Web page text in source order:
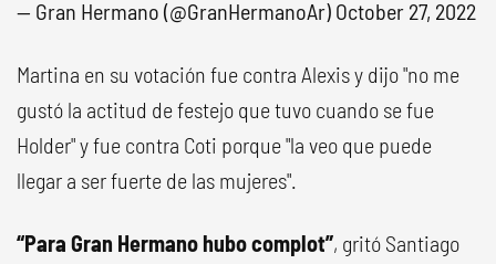
— Gran Hermano (@GranHermanoAr) October 27, 2022
Martina en su votación fue contra Alexis y dijo "no me
gustó la actitud de festejo que tuvo cuando se fue
Holder" y fue contra Coti porque "la veo que puede
llegar a ser fuerte de las mujeres".
“Para Gran Hermano hubo complot”, gritó Santiago